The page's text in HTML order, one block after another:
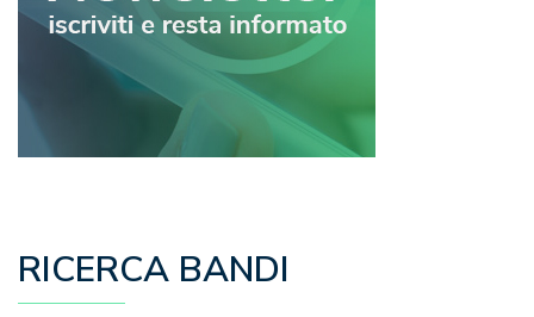
RICERCA BANDI